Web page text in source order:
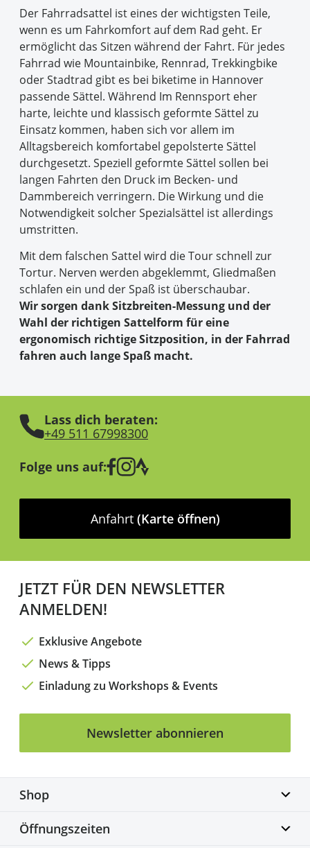
Der Fahrradsattel ist eines der wichtigsten Teile,
wenn es um Fahrkomfort auf dem Rad geht. Er
ermöglicht das Sitzen während der Fahrt. Für jedes
Fahrrad wie Mountainbike, Rennrad, Trekkingbike
oder Stadtrad gibt es bei biketime in Hannover
passende Sättel. Während Im Rennsport eher
harte, leichte und klassisch geformte Sättel zu
Einsatz kommen, haben sich vor allem im
Alltagsbereich komfortabel gepolsterte Sättel
durchgesetzt. Speziell geformte Sättel sollen bei
langen Fahrten den Druck im Becken- und
Dammbereich verringern. Die Wirkung und die
Notwendigkeit solcher Spezialsättel ist allerdings
umstritten.
Mit dem falschen Sattel wird die Tour schnell zur
Tortur. Nerven werden abgeklemmt, Gliedmaßen
schlafen ein und der Spaß ist überschaubar.
Wir sorgen dank Sitzbreiten-Messung und der
Wahl der richtigen Sattelform für eine
ergonomisch richtige Sitzposition, in der Fahrrad
fahren auch lange Spaß macht.
Lass dich beraten:
+49 511 67998300
Folge uns auf:
Anfahrt (Karte öffnen)
JETZT FÜR DEN NEWSLETTER
ANMELDEN!
Exklusive Angebote
News & Tipps
Einladung zu Workshops & Events
Newsletter abonnieren
Shop
Biketime GmbH
Alter Flughafen 7a
Öffnungszeiten